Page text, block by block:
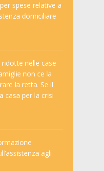
spese relative a
domiciliare
ridotte nelle case
non ce la
la retta. Se il
casa per la crisi
agli